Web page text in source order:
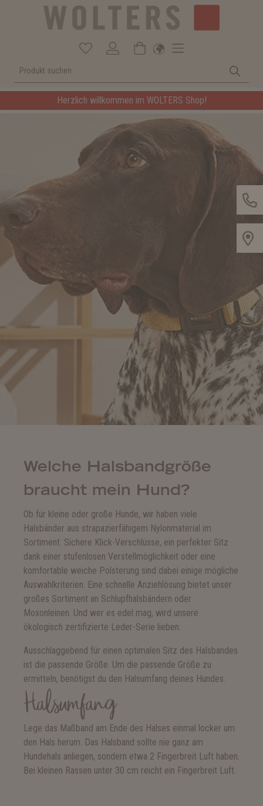
Herzlich willkommen im WOLTERS Shop!
Welche Halsbandgröße
braucht mein Hund?
Ob für kleine oder große Hunde, wir haben viele
Halsbänder aus strapazierfähigem Nylonmaterial im
Sortiment. Sichere Klick-Verschlüsse, ein perfekter Sitz
dank einer stufenlosen Verstellmöglichkeit oder eine
komfortable weiche Polsterung sind dabei einige mögliche
Auswahlkriterien. Eine schnelle Anziehlösung bietet unser
großes Sortiment an Schlupfhalsbändern oder
Moxonleinen. Und wer es edel mag, wird unsere
ökologisch zertifizierte Leder-Serie lieben.
Ausschlaggebend für einen optimalen Sitz des Halsbandes
ist die passende Größe. Um die passende Größe zu
ermitteln, benötigst du den Halsumfang deines Hundes.
Halsumfang
Lege das Maßband am Ende des Halses einmal locker um
den Hals herum. Das Halsband sollte nie ganz am
Hundehals anliegen, sondern etwa 2 Fingerbreit Luft haben.
Bei kleinen Rassen unter 30 cm reicht ein Fingerbreit Luft.